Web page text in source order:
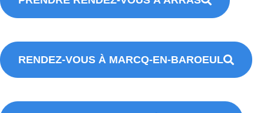
RENDEZ-VOUS À MARCQ-EN-BAROEUL